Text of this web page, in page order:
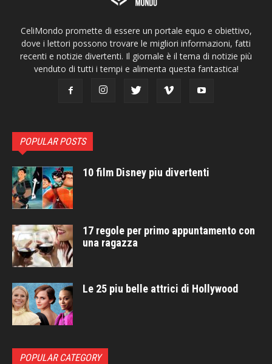
CeliMondo promette di essere un portale equo e obiettivo,
dove i lettori possono trovare le migliori informazioni, fatti
recenti e notizie divertenti. Il giornale è il tema di notizie più
venduto di tutti i tempi e alimenta questa fantastica!
POPULAR POSTS
10 film Disney piu divertenti
17 regole per primo appuntamento con
una ragazza
Le 25 piu belle attrici di Hollywood
POPULAR CATEGORY